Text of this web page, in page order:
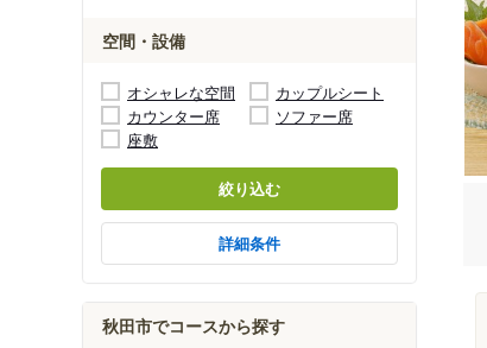
空間・設備
オシャレな空間
カップルシート
カウンター席
ソファー席
座敷
絞り込む
詳細条件
秋田市でコースから探す